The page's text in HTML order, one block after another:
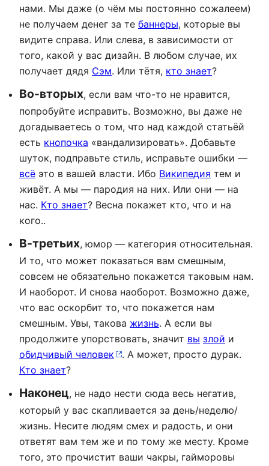
нами. Мы даже (о чём мы постоянно сожалеем)
не получаем денег за те баннеры, которые вы
видите справа. Или слева, в зависимости от
того, какой у вас дизайн. В любом случае, их
получает дядя Сэм. Или тётя, кто знает?
Во-вторых, если вам что-то не нравится,
попробуйте исправить. Возможно, вы даже не
догадываетесь о том, что над каждой статьёй
есть кнопочка «вандализировать». Добавьте
шуток, подправьте стиль, исправьте ошибки —
всё это в вашей власти. Ибо Википедия тем и
живёт. А мы — пародия на них. Или они — на
нас. Кто знает? Весна покажет кто, что и на
кого..
В-третьих, юмор — категория относительная.
И то, что может показаться вам смешным,
совсем не обязательно покажется таковым нам.
И наоборот. И снова наоборот. Возможно даже,
что вас оскорбит то, что покажется нам
смешным. Увы, такова жизнь. А если вы
продолжите упорствовать, значит вы злой и
обидчивый человек
. А может, просто дурак.
Кто знает?
Наконец, не надо нести сюда весь негатив,
который у вас скапливается за день/неделю/
жизнь. Несите людям смех и радость, и они
ответят вам тем же и по тому же месту. Кроме
того, это прочистит ваши чакры, гайморовы